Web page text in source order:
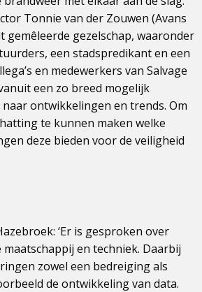
Tonnie van der Zouwen (Avans
gemêleerde gezelschap, waaronder
een stadspredikant en een
en medewerkers van Salvage
een zo breed mogelijk
ontwikkelingen en trends. Om
te kunnen maken welke
deze bieden voor de veiligheid
‘Er is gesproken over
en techniek. Daarbij
zowel een bedreiging als
de ontwikkeling van data.